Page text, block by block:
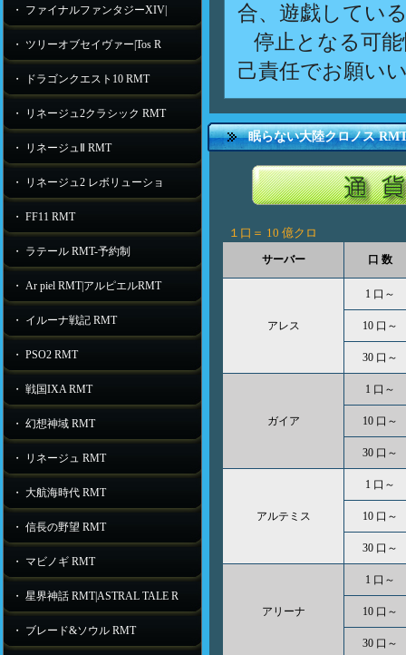
・ ファイナルファンタジーXIV|
・ ツリーオブセイヴァー|Tos R
・ ドラゴンクエスト10 RMT
・ リネージュ2クラシック RMT
・ リネージュⅡ RMT
・ リネージュ2 レボリューショ
・ FF11 RMT
・ ラテール RMT-予約制
・ Ar piel RMT|アルピエルRMT
・ イルーナ戦記 RMT
・ PSO2 RMT
・ 戦国IXA RMT
・ 幻想神域 RMT
・ リネージュ RMT
・ 大航海時代 RMT
・ 信長の野望 RMT
・ マビノギ RMT
・ 星界神話 RMT|ASTRAL TALE R
・ ブレード&ソウル RMT
合、遊戯してい
停止となる可
己責任でお願い
眠らない大陸クロノス
１口＝ 10 億クロ
サーバー 口 数
アレス
1 口～
10 口～
30 口～
ガイア
1 口～
10 口～
30 口～
アルテミス
1 口～
10 口～
30 口～
アリーナ
1 口～
10 口～
30 口～